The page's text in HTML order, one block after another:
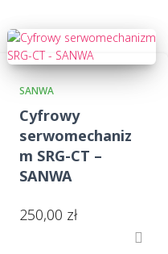
SANWA
Cyfrowy
serwomechaniz
m SRG-CT –
SANWA
250,00 zł